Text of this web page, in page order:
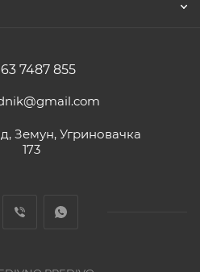
63 7487 855
Земун, Угриновачка
173